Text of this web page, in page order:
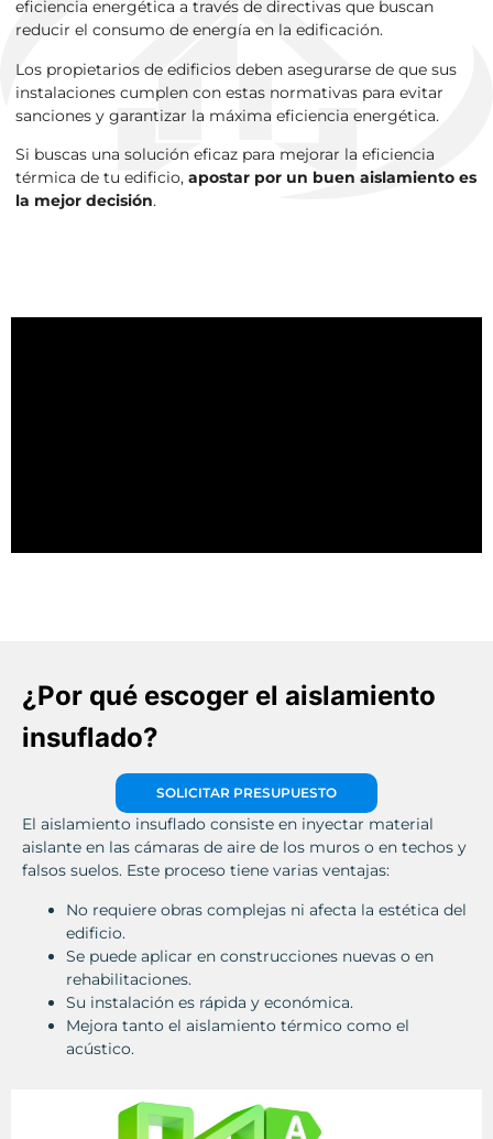
eficiencia energética a través de directivas que buscan
reducir el consumo de energía en la edificación.
Los propietarios de edificios deben asegurarse de que sus
instalaciones cumplen con estas normativas para evitar
sanciones y garantizar la máxima eficiencia energética.
Si buscas una solución eficaz para mejorar la eficiencia
térmica de tu edificio, apostar por un buen aislamiento es
la mejor decisión.
¿Por qué escoger el aislamiento
insuflado?
SOLICITAR PRESUPUESTO
El aislamiento insuflado consiste en inyectar material
aislante en las cámaras de aire de los muros o en techos y
falsos suelos. Este proceso tiene varias ventajas:
No requiere obras complejas ni afecta la estética del
edificio.
Se puede aplicar en construcciones nuevas o en
rehabilitaciones.
Su instalación es rápida y económica.
Mejora tanto el aislamiento térmico como el
acústico.